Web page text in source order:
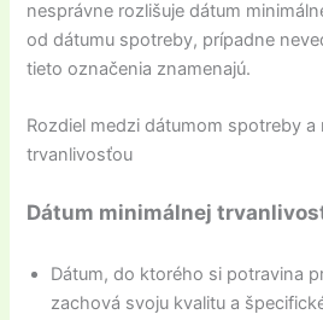
nesprávne rozlišuje dátum
od dátumu spotreby, prípadne
tieto označenia znamenajú.
Rozdiel medzi dátumom spotreby a
trvanlivosťou
Dátum minimálnej
Dátum, do ktorého si potravina
zachová svoju kvalitu a